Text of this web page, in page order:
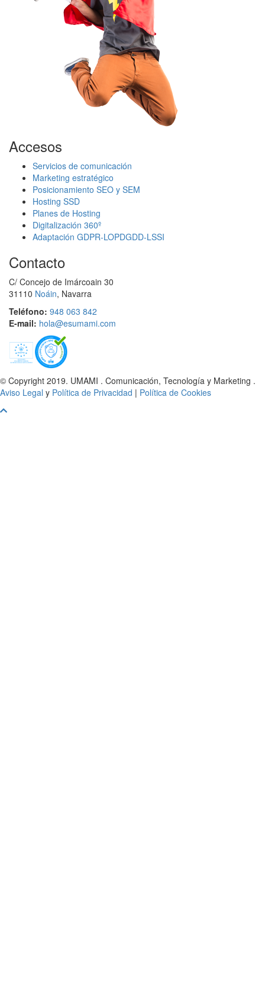
Accesos
Servicios de comunicación
Marketing estratégico
Posicionamiento SEO y SEM
Hosting SSD
Planes de Hosting
Digitalización 360º
Adaptación GDPR-LOPDGDD-LSSI
Contacto
C/ Concejo de Imárcoain 30
31110 Noáin, Navarra
Teléfono: 948 063 842
E-mail: hola@esumami.com
© Copyright 2019. UMAMI . Comunicación, Tecnología y Marketing .
Aviso Legal y Política de Privacidad | Política de Cookies